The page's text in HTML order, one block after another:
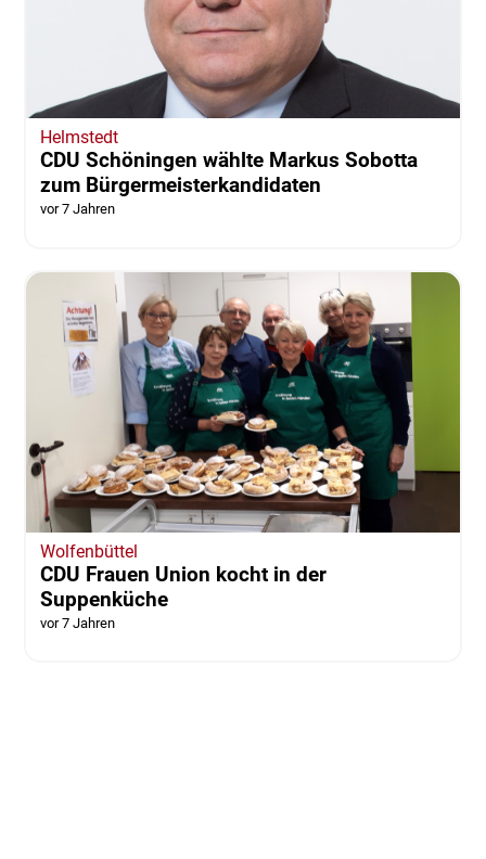
Helmstedt
CDU Schöningen wählte Markus Sobotta
zum Bürgermeisterkandidaten
vor 7 Jahren
Wolfenbüttel
CDU Frauen Union kocht in der
Suppenküche
vor 7 Jahren